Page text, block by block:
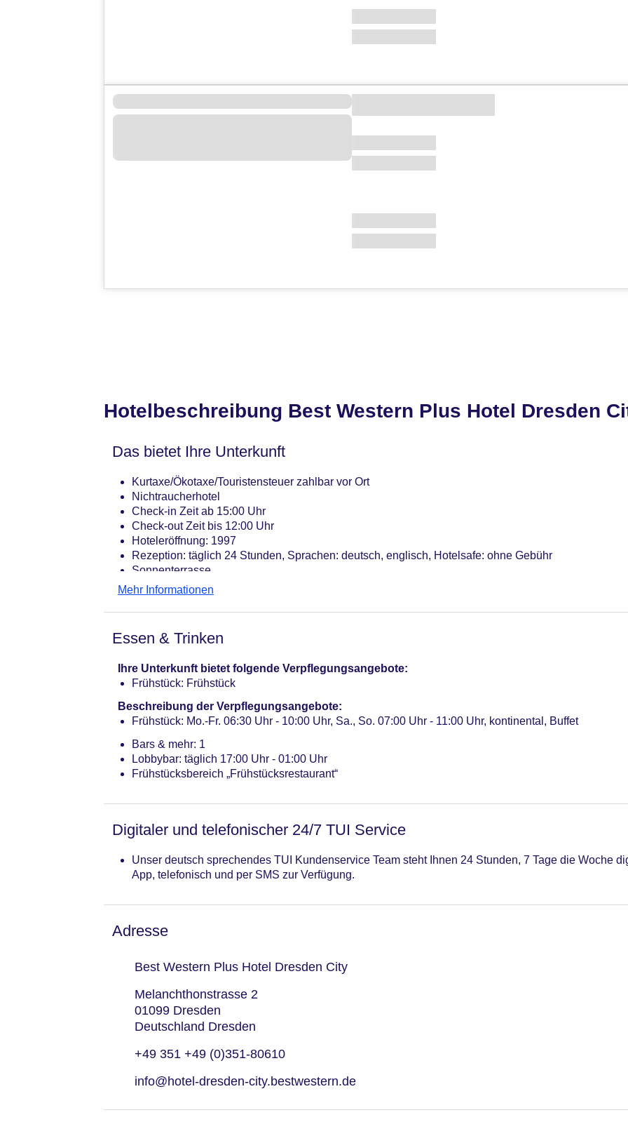
Hotelbeschreibung Best Western Plus Hotel Dresden
Das bietet Ihre Unterkunft
Kurtaxe/Ökotaxe/Touristensteuer zahlbar vor Ort
Nichtraucherhotel
Check-in Zeit ab 15:00 Uhr
Check-out Zeit bis 12:00 Uhr
Hoteleröffnung: 1997
Rezeption: täglich 24 Stunden, Sprachen: deutsch, englisch, Hotelsafe: ohne Gebühr
Sonnenterrasse
Internet: WLAN/WiFi, im gesamten Hotel (Anlage): ohne Gebühr
Haustier: Hund erlaubt: pro Nacht ca. 15.00 EUR, Anfrage & Reservierung notwendig, Katze
Parkmöglichkeiten: Garage: pro Nacht ca. 17 EUR, Anfrage & Reservierung notwendig
Landeskategorie: 3,5 Sterne
Mehr Informationen
Essen & Trinken
Ihre Unterkunft bietet folgende Verpflegungsangebote:
Frühstück: Frühstück
Beschreibung der Verpflegungsangebote:
Frühstück: Mo.-Fr. 06:30 Uhr - 10:00 Uhr, Sa., So. 07:00 Uhr - 11:00 Uhr, kontinental, Buffet
Bars & mehr: 1
Lobbybar: täglich 17:00 Uhr - 01:00 Uhr
Frühstücksbereich „Frühstücksrestaurant“
Digitaler und telefonischer 24/7 TUI Service
Unser deutsch sprechendes TUI Kundenservice Team steht Ihnen 24 Stunden, 7 Tage die Woche
App, telefonisch und per SMS zur Verfügung.
Adresse
Best Western Plus Hotel Dresden City
Melanchthonstrasse 2
01099 Dresden
Deutschland Dresden
+49 351 +49 (0)351-80610
info@hotel-dresden-city.bestwestern.de